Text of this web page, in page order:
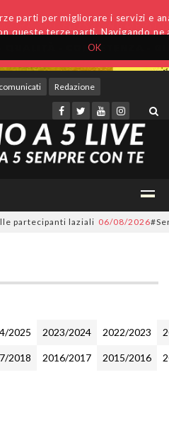
OK
parti per migliorare i servizi e
queste terze parti. Navigando
Redazione
laziali 06/08/2026
2025 2023/2024 2022/2023
2018 2016/2017 2015/2016